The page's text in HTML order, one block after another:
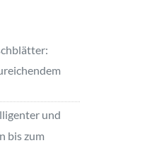
und
bis zum